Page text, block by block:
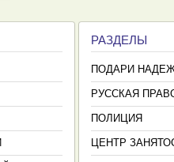
РАЗДЕЛЫ
ПОДАРИ
РУССКАЯ
ПОЛИЦИЯ
ЦЕНТР